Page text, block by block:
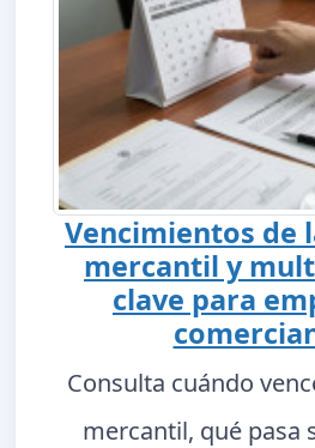
Vencimientos de
mercantil y
clave para
Consulta cuándo
mercantil, qué pasa